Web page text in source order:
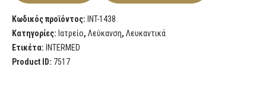
Κωδικός προϊόντος: INT-1438
Κατηγορίες: Ιατρείο, Λεύκανση, Λευκαντικά
Ετικέτα: INTERMED
Product ID: 7517